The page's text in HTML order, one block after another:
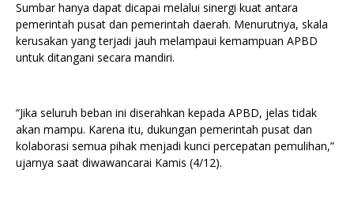
Sumbar hanya dapat dicapai melalui sinergi kuat antara
pemerintah pusat dan pemerintah daerah. Menurutnya, skala
kerusakan yang terjadi jauh melampaui kemampuan APBD
untuk ditangani secara mandiri.
“Jika seluruh beban ini diserahkan kepada APBD, jelas tidak
akan mampu. Karena itu, dukungan pemerintah pusat dan
kolaborasi semua pihak menjadi kunci percepatan pemulihan,”
ujarnya saat diwawancarai Kamis (4/12).